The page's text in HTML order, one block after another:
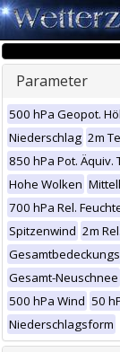
Parameter
500 hPa Geopot.
Niederschlag 2m
850 hPa Pot. Äquiv.
Hohe Wolken
700 hPa Rel.
Spitzenwind 2m
Gesamt-Neuschnee
500 hPa Wind 50
Niederschlagsform